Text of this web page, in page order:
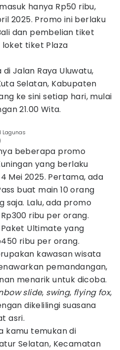
hanya Rp50 ribu,
2025. Promo ini berlaku
dan pembelian tiket
loket tiket Plaza
Jalan Raya Uluwatu,
Selatan, Kabupaten
ke sini setiap hari, mulai
21.00 Wita.
Lagunas
beberapa promo
yang berlaku
Mei 2025. Pertama, ada
buat main 10 orang
saja. Lalu, ada promo
ribu per orang.
Ultimate yang
ribu per orang.
kawasan wisata
pemandangan,
menarik untuk dicoba.
slide, swing, flying fox,
dikelilingi suasana
asri.
kamu temukan di
Selatan, Kecamatan